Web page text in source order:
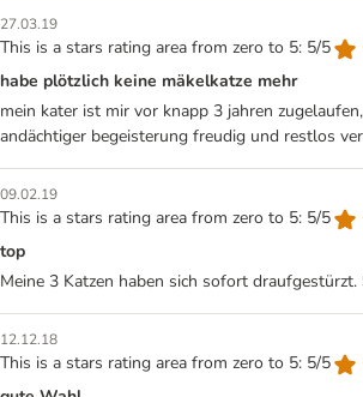
27.03.19
This is a stars rating area from zero to 5: 5/5
habe plötzlich keine mäkelkatze mehr
mein kater ist mir vor knapp 3 jahren
andächtiger begeisterung freudig und restlos
09.02.19
This is a stars rating area from zero to 5: 5/5
top
Meine 3 Katzen haben sich sofort
12.12.18
This is a stars rating area from zero to 5: 5/5